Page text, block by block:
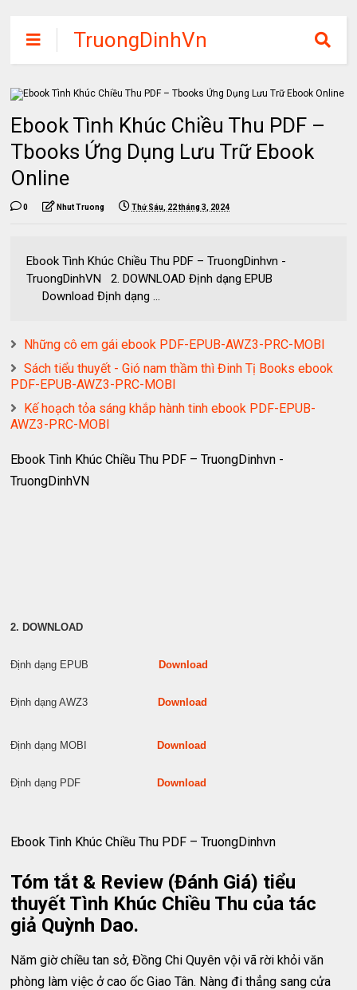
TruongDinhVn
Chia sẽ ebook,
các khóa học,
phần mềm học
tập miễn phí
Ebook Tình Khúc Chiều Thu PDF –
Tbooks Ứng Dụng Lưu Trữ Ebook
Online
0 Nhut Truong Thứ Sáu, 22 tháng 3, 2024
Ebook Tình Khúc Chiều Thu PDF – TruongDinhvn -
TruongDinhVN 2. DOWNLOAD Định dạng EPUB
Download Định dạng ...
Những cô em gái ebook PDF-EPUB-AWZ3-PRC-MOBI
Sách tiểu thuyết - Gió nam thầm thì Đinh Tị Books ebook
PDF-EPUB-AWZ3-PRC-MOBI
Kế hoạch tỏa sáng khắp hành tinh ebook PDF-EPUB-
AWZ3-PRC-MOBI
Ebook Tình Khúc Chiều Thu PDF – TruongDinhvn -
TruongDinhVN
2. DOWNLOAD
Định dạng EPUB Download
Định dạng AWZ3 Download
Định dạng MOBI Download
Định dạng PDF Download
Ebook Tình Khúc Chiều Thu PDF – TruongDinhvn
Tóm tắt & Review (Đánh Giá) tiểu
thuyết Tình Khúc Chiều Thu của tác
giả Quỳnh Dao.
Năm giờ chiều tan sở, Đồng Chi Quyên vội vã rời khỏi văn
phòng làm việc ở cao ốc Giao Tân. Nàng đi thẳng sang cửa